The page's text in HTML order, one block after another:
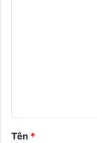
ậ
n
Tên *